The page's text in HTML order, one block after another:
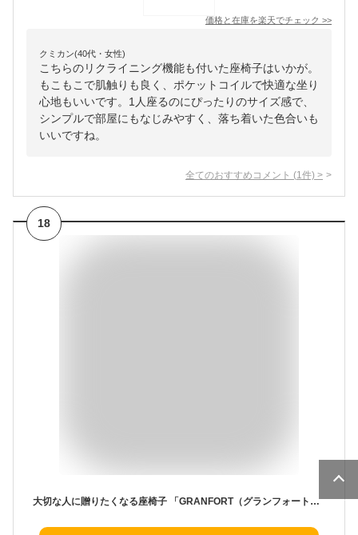
価格と在庫を楽天でチェック >>
クミカン(40代・女性)
こちらのリクライニング機能も付いた座椅子はいかが。
もこもこで肌触りも良く、ポケットコイルで快適な坐り
心地もいいです。1人座るのにぴったりのサイズ感で、
シンプルで部屋にもなじみやすく、落ち着いた色合いも
いいですね。
全てのおすすめコメント (1 件) >
18
大切な人に贈りたくなる座椅子 「GRANFORT（グランフォート）」 旧ロングセラー座椅子 FRL1 カーサ | 座椅子 リクライニング 一人用 肘掛け 回転 リクライニングチェア ソファ ハイバック ソファー 椅子 リラックスチェア レザー 1人用ソファー 長時間 高機能 1人掛け ギフト